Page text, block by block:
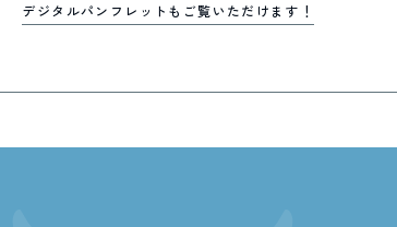
デジタルパンフレットもご覧いただけます！